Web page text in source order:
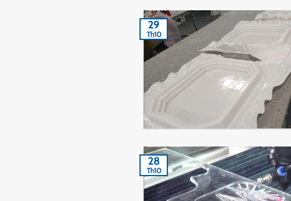
29
Th10
28
Th10